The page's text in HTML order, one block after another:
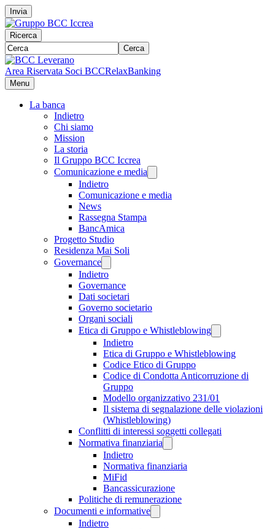
Invia
Ricerca
Cerca
Area Riservata Soci BCCRelaxBanking
Menu
La banca
Indietro
Chi siamo
Mission
La storia
Il Gruppo BCC Iccrea
Comunicazione e media
Indietro
Comunicazione e media
News
Rassegna Stampa
BancAmica
Progetto Studio
Residenza Mai Soli
Governance
Indietro
Governance
Dati societari
Governo societario
Organi sociali
Etica di Gruppo e Whistleblowing
Indietro
Etica di Gruppo e Whistleblowing
Codice Etico di Gruppo
Codice di Condotta Anticorruzione di
Gruppo
Modello organizzativo 231/01
Il sistema di segnalazione delle violazioni
(Whistleblowing)
Conflitti di interessi soggetti collegati
Normativa finanziaria
Indietro
Normativa finanziaria
MiFid
Bancassicurazione
Politiche di remunerazione
Documenti e informative
Indietro